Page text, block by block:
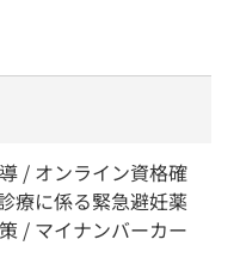
/ オンライン資格確
療に係る緊急避妊薬
/ マイナンバーカー